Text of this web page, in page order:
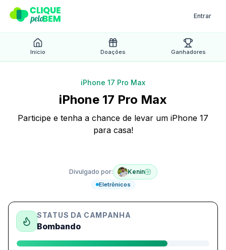
Entrar
Início Doações Ganhadores
iPhone 17 Pro Max
iPhone 17 Pro Max
Participe e tenha a chance de levar um iPhone 17
para casa!
Divulgado por:
Kenin
Eletrônicos
STATUS DA CAMPANHA
Bombando